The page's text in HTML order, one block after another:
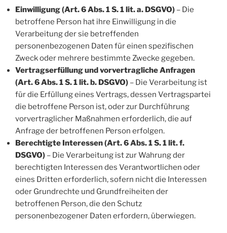
Einwilligung (Art. 6 Abs. 1 S. 1 lit. a. DSGVO) – Die
betroffene Person hat ihre Einwilligung in die
Verarbeitung der sie betreffenden
personenbezogenen Daten für einen spezifischen
Zweck oder mehrere bestimmte Zwecke gegeben.
Vertragserfüllung und vorvertragliche Anfragen
(Art. 6 Abs. 1 S. 1 lit. b. DSGVO) – Die Verarbeitung ist
für die Erfüllung eines Vertrags, dessen Vertragspartei
die betroffene Person ist, oder zur Durchführung
vorvertraglicher Maßnahmen erforderlich, die auf
Anfrage der betroffenen Person erfolgen.
Berechtigte Interessen (Art. 6 Abs. 1 S. 1 lit. f.
DSGVO) – Die Verarbeitung ist zur Wahrung der
berechtigten Interessen des Verantwortlichen oder
eines Dritten erforderlich, sofern nicht die Interessen
oder Grundrechte und Grundfreiheiten der
betroffenen Person, die den Schutz
personenbezogener Daten erfordern, überwiegen.